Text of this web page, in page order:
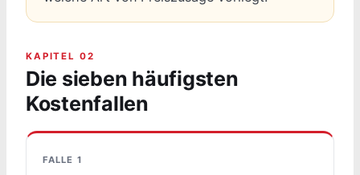
KAPITEL 02
Die sieben häufigsten
Kostenfallen
FALLE 1